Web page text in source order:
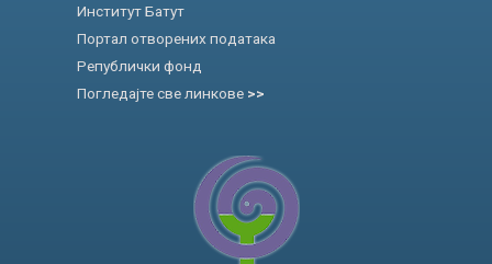
Институт Батут
Портал отворених података
Републички фонд
Погледајте све линкове >>